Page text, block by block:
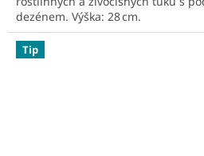
dezénem. Výška: 28 cm.
Tip